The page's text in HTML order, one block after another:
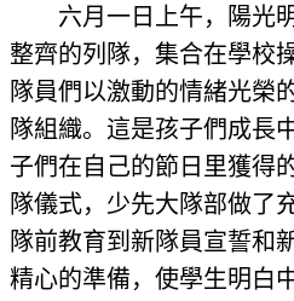
六月一日上午，陽光
整齊的列隊，集合在學校
隊員們以激動的情緒光榮
隊組織。這是孩子們成長
子們在自己的節日里獲得
隊儀式，少先大隊部做了
隊前教育到新隊員宣誓和
精心的準備，使學生明白